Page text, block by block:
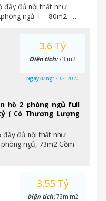
đầy đủ nội thất như
ngủ + 1 80m2 –…
hộ 2 phòng ngủ full
( Có Thương Lượng
đầy đủ nội thất như
ngủ, 73m2 Gồm
3.6 Tỷ
Diện tích:73 m2
Ngày đăng: 4-04-2020
3.55 Tỷ
Diện tích:73m m2